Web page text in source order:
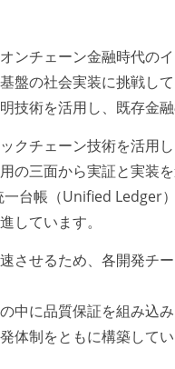
ンチェーン金融時代の
盤の社会実装に挑戦して
技術を活用し、既存金
クチェーン技術を活用
の三面から実証と実装を
台帳（Unified Ledger
しています。
させるため、各開発チ
中に品質保証を組み込
体制をともに構築して